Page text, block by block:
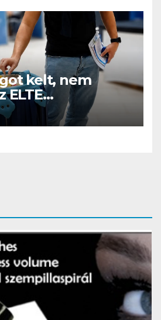
kelt, nem
ELTE
felszolgáló